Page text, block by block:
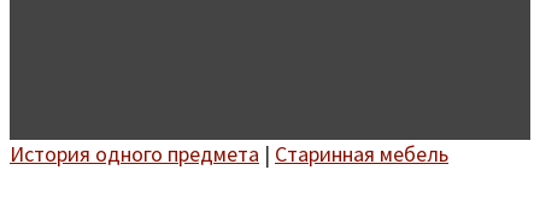
История одного предмета | Старинная мебель